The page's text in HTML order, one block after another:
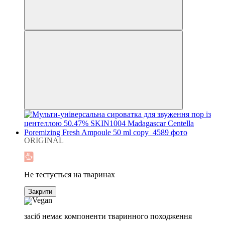
ORIGINAL
Не тестується на тваринах
Закрити
засіб немає компоненти тваринного походження